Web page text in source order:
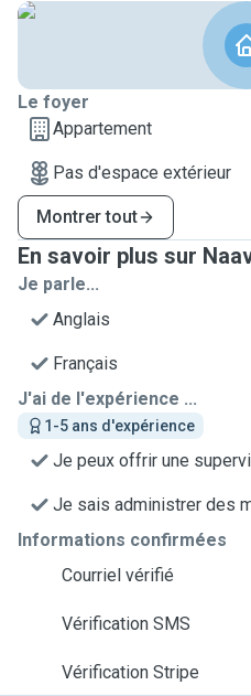
Le foyer
Appartement
Pas d'espace extérieur
Montrer tout
En savoir plus sur
Je parle...
Anglais
Français
J'ai de l'expérience ...
1-5 ans d'expérience
Je peux offrir une
Je sais administrer des
Informations confirmées
Courriel vérifié
Vérification SMS
Vérification Stripe